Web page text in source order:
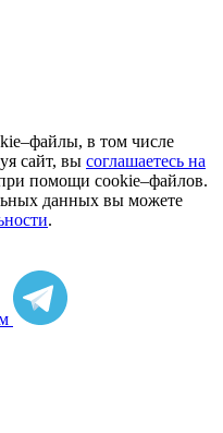
в том числе
сайт, вы соглашаетесь на
помощи cookie–файлов.
данных вы можете
.